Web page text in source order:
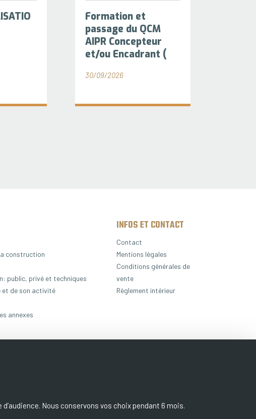
Formation et
passage du QCM
AIPR Concepteur
et/ou Encadrant (
30/09/2026
construction
public, privé et techniques
et de son activité
annexes
INFOS ET CONTACT
Contact
Mentions légales
Conditions générales de
vente
Règlement intérieur
Nous conservons vos choix pendant 6 mois.